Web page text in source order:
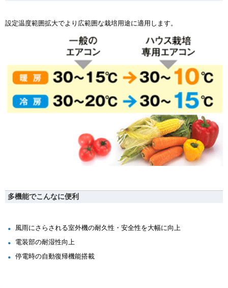
設定温度範囲拡大でより広範囲な栽培用途に適用します。
多機能でこんなに便利
風雨にさらされる室外機の耐久性・安全性を大幅に向上
電装部の耐湿性向上
停電時の自動復帰機能搭載